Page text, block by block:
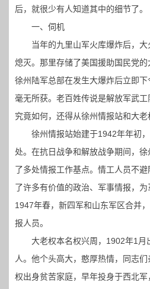
后，就很少有人知道其中的细节了。
一、伺机
当年的九里山军火库爆炸后，大
熄灭。那里存储了美国援助国民党的
徐州陆军总部在发生大爆炸后立即
毫无所获。老百姓传说是解放军武
究竟如何，还得从徐州情报站和大老
徐州情报站始建于1942年年初，
处。在抗日战争和解放战争期间，
了多处情报工作基点。情工人员不
了许多有价值的政治、军事情报，为
1947年春，新四军和山东军区合并
报人员。
大老权本名权兴周，1902年1月
人。他个头高大，憨厚热情，同志
权出身贫苦家庭，早年投身于西北